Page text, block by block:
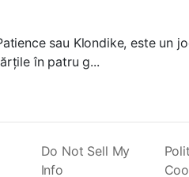
sau Klondike, este un
în patru g...
Do Not Sell My
Info